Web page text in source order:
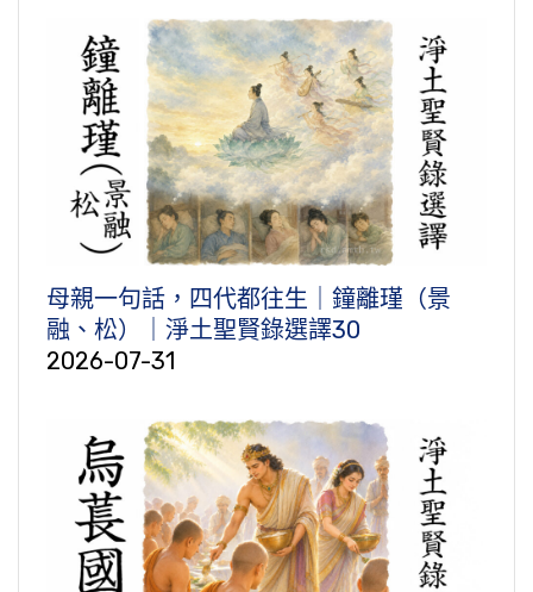
母親一句話，四代都往生｜鐘離瑾（景
融、松）｜淨土聖賢錄選譯30
2026-07-31